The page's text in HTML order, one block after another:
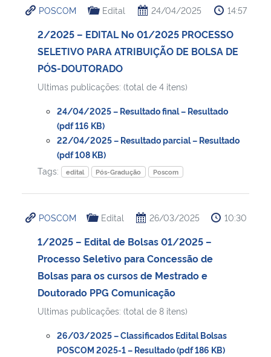
Ministério da Cidadania
Ministério de Minas e Energia
Ministério da Ciência, Tecnologia, Inovações e Comunicações
Ministério do Meio Ambiente
Ministério do Turismo
Ministério da Mulher, da Família e dos Direitos Humanos
Secretaria-Geral
Secretaria de Governo
POSCOM Edital 24/04/2025 14:57
2/2025 – EDITAL No 01/2025 PROCESSO
SELETIVO PARA ATRIBUIÇÃO DE BOLSA DE
PÓS-DOUTORADO
Ultimas publicações: (total de 4 itens)
24/04/2025 – Resultado final – Resultado
(pdf 116 KB)
22/04/2025 – Resultado parcial – Resultado
(pdf 108 KB)
Tags:
edital Pós-Gradução Poscom
POSCOM Edital 26/03/2025 10:30
1/2025 – Edital de Bolsas 01/2025 –
Processo Seletivo para Concessão de
Bolsas para os cursos de Mestrado e
Doutorado PPG Comunicação
Ultimas publicações: (total de 8 itens)
26/03/2025 – Classificados Edital Bolsas
POSCOM 2025-1 – Resultado (pdf 186 KB)